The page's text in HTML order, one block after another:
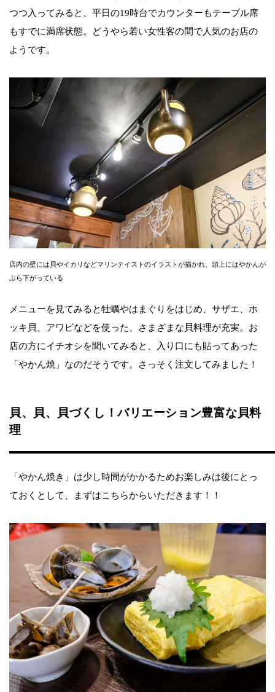
つつ入ってみると、平日の19時台でカウンターもテーブル席
もすでに満席状態。どうやら若い女性客の間で人気のお店の
ようです。
店内の壁には貝やイカリなどマリンテイストのイラストが描かれ、頭上にはやかんが
ぶら下がっている
メニューを見てみると牡蠣やはまぐりをはじめ、サザエ、ホ
ッキ貝、アワビなどを使った、さまざまな貝料理が充実。お
店の方にイチオシを聞いてみると、入り口にも貼ってあった
「やかん焼」なのだそうです。さっそく注文してみました！
貝、貝、貝づくし！バリエーション豊富な貝料
理
「やかん焼き」は少し時間がかかるためお楽しみは後にとっ
ておくとして、まずはこちらからいただきます！！